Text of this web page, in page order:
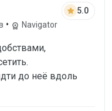
• workspace_premium Navigator
star 5.0
до неё вдоль